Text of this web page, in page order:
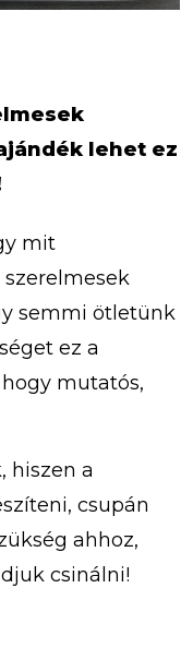
lehet ez
mit
semmi ötletünk
ez a
mutatós,
hiszen a
csupán
ahhoz,
csinálni!